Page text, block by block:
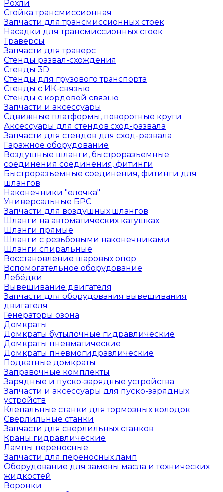
Рохли
Стойка трансмиссионная
Запчасти для трансмиссионных стоек
Насадки для трансмиссионных стоек
Траверсы
Запчасти для траверс
Стенды развал-схождения
Стенды 3D
Стенды для грузового транспорта
Стенды с ИК-связью
Стенды с кордовой связью
Запчасти и аксессуары
Сдвижные платформы, поворотные круги
Аксессуары для стендов сход-развала
Запчасти для стендов для сход-развала
Гаражное оборудование
Воздушные шланги, быстроразъемные
соединения соединения, фитинги
Быстроразъемные соединения, фитинги для
шлангов
Наконечники "елочка"
Универсальные БРС
Запчасти для воздушных шлангов
Шланги на автоматических катушках
Шланги прямые
Шланги с резьбовыми наконечниками
Шланги спиральные
Восстановление шаровых опор
Вспомогательное оборудование
Лебёдки
Вывешивание двигателя
Запчасти для оборудования вывешивания
двигателя
Генераторы озона
Домкраты
Домкраты бутылочные гидравлические
Домкраты пневматические
Домкраты пневмогидравлические
Подкатные домкраты
Заправочные комплекты
Зарядные и пуско-зарядные устройства
Запчасти и аксессуары для пуско-зарядных
устройств
Клепальные станки для тормозных колодок
Сверлильные станки
Запчасти для сверлильных станков
Краны гидравлические
Лампы переносные
Запчасти для переносных ламп
Оборудование для замены масла и технических
жидкостей
Воронки